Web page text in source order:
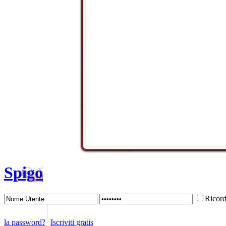
Spigo
la password? Iscriviti gratis